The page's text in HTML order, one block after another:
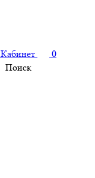
Кабинет
0
Поиск